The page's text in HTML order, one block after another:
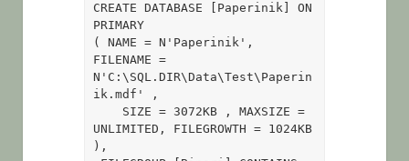
CREATE DATABASE [Paperinik] ON
PRIMARY
( NAME = N'Paperinik',
FILENAME =
N'C:\SQL.DIR\Data\Test\Paperin
ik.mdf' ,
UNLIMITED, FILEGROWTH = 1024KB
),